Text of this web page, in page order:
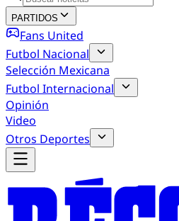
PARTIDOS
Fans United
Futbol Nacional
Selección Mexicana
Futbol Internacional
Opinión
Video
Otros Deportes